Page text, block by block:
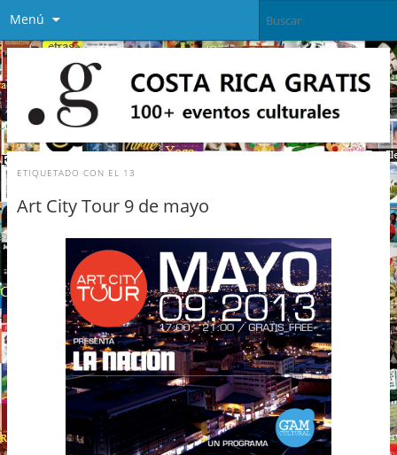
Menú
ETIQUETADO CON EL 13
Art City Tour 9 de mayo